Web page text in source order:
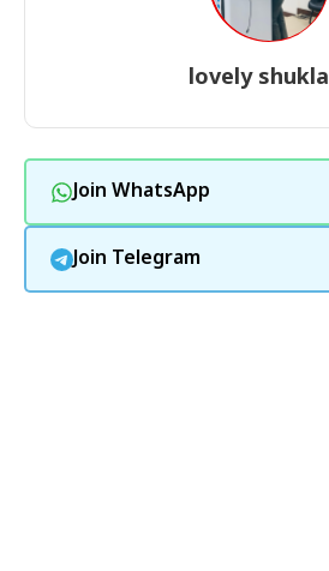
lovely shukla
Join WhatsApp
Join Telegram